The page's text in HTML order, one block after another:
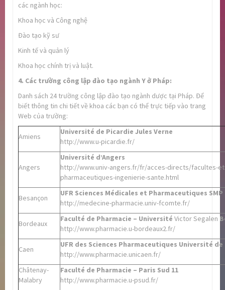
các ngành học:
Khoa học và Công nghệ
Đào tạo kỹ sư
Kinh tế và quản lý
Khoa học chính trị và luật.
4. Các trường công lập đào tạo ngành Y ở Pháp:
Danh sách 24 trường công lập đào tạo ngành dược tại Pháp. Để
biết thông tin chi tiết về khoa các bạn có thể trực tiếp vào trang
Web của trường:
Amiens
Université de Picardie Jules Verne
http://www.u-picardie.fr/
Angers
Université d’Angers
http://www.univ-angers.fr/fr/acces-directs/facultes-
pharmaceutiques-ingenierie-sante.html
Besançon
UFR Sciences Médicales et Pharmaceutiques
http://medecine-pharmacie.univ-fcomte.fr/
Bordeaux
Faculté de Pharmacie – Université Victor Segalen
http://www.pharmacie.u-bordeaux2.fr/
Caen
UFR des Sciences Pharmaceutiques Université de
http://www.pharmacie.unicaen.fr/
Châtenay-
Malabry
Faculté de Pharmacie – Paris Sud 11
http://www.pharmacie.u-psud.fr/